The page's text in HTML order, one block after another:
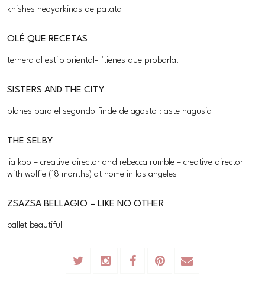
knishes neoyorkinos de patata
OLÉ QUE RECETAS
ternera al estilo oriental- ¡tienes que probarla!
SISTERS AND THE CITY
planes para el segundo finde de agosto : aste nagusia
THE SELBY
lia koo – creative director and rebecca rumble – creative director
with wolfie (18 months) at home in los angeles
ZSAZSA BELLAGIO – LIKE NO OTHER
ballet beautiful